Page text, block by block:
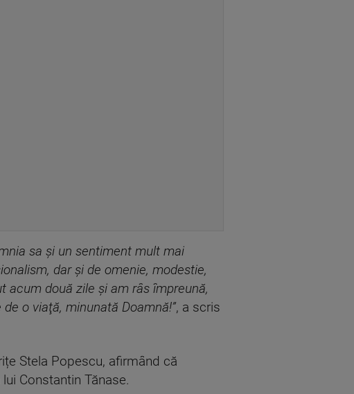
sa şi un sentiment mult mai
dar şi de omenie, modestie,
acum două zile şi am râs împreună,
o viaţă, minunată Doamnă!”, a scris
Stela Popescu, afirmând că
Constantin Tănase.